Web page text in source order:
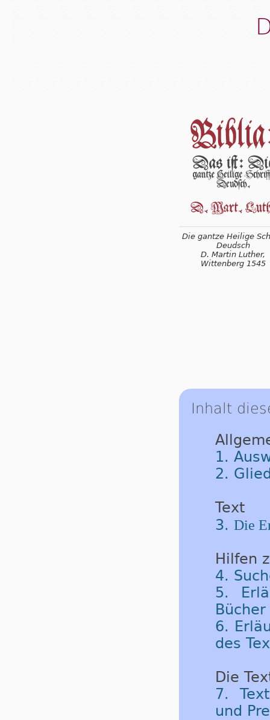
Die gantze Heilige
Deudsch
D. Martin Luther,
Wittenberg 1545
Inhalt
1.
2.
Text
3. Die
Hilfen
4.
5.
6.
des
Die
7.
und